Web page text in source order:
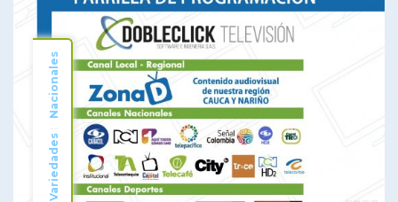
Variedades
Nacionales